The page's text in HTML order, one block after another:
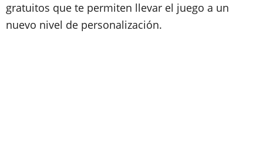
gratuitos que te permiten llevar el juego a un
nuevo nivel de personalización.